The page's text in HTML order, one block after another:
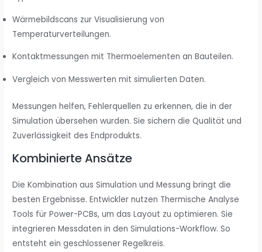
Wärmebildscans zur Visualisierung von
Temperaturverteilungen.
Kontaktmessungen mit Thermoelementen an Bauteilen.
Vergleich von Messwerten mit simulierten Daten.
Messungen helfen, Fehlerquellen zu erkennen, die in der
Simulation übersehen wurden. Sie sichern die Qualität und
Zuverlässigkeit des Endprodukts.
Kombinierte Ansätze
Die Kombination aus Simulation und Messung bringt die
besten Ergebnisse. Entwickler nutzen Thermische Analyse
Tools für Power-PCBs, um das Layout zu optimieren. Sie
integrieren Messdaten in den Simulations-Workflow. So
entsteht ein geschlossener Regelkreis.